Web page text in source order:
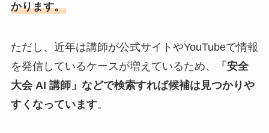
かります。
ただし、近年は講師が公式サイトやYouTubeで情報
を発信しているケースが増えているため、
「安全
大会 AI 講師」などで検索すれば候補は見つかりや
すくなっています。